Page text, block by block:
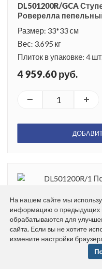
DL501200R/GCA
Роверелла
Размер: 33*33 см
Вес: 3.695 кг
Плиток в упаковке: 4 шт.
4 959.60 руб.
DL501200R/1
пепельный 119,5*10,7
Размер: 10.7*119.5 см
На нашем сайте мы
информацию о предыдущих
обрабатываются для
сайта. Если вы не хотите
измените настройки